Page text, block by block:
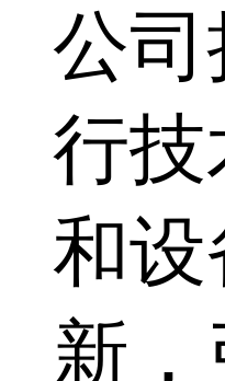
公
行技
和设
新